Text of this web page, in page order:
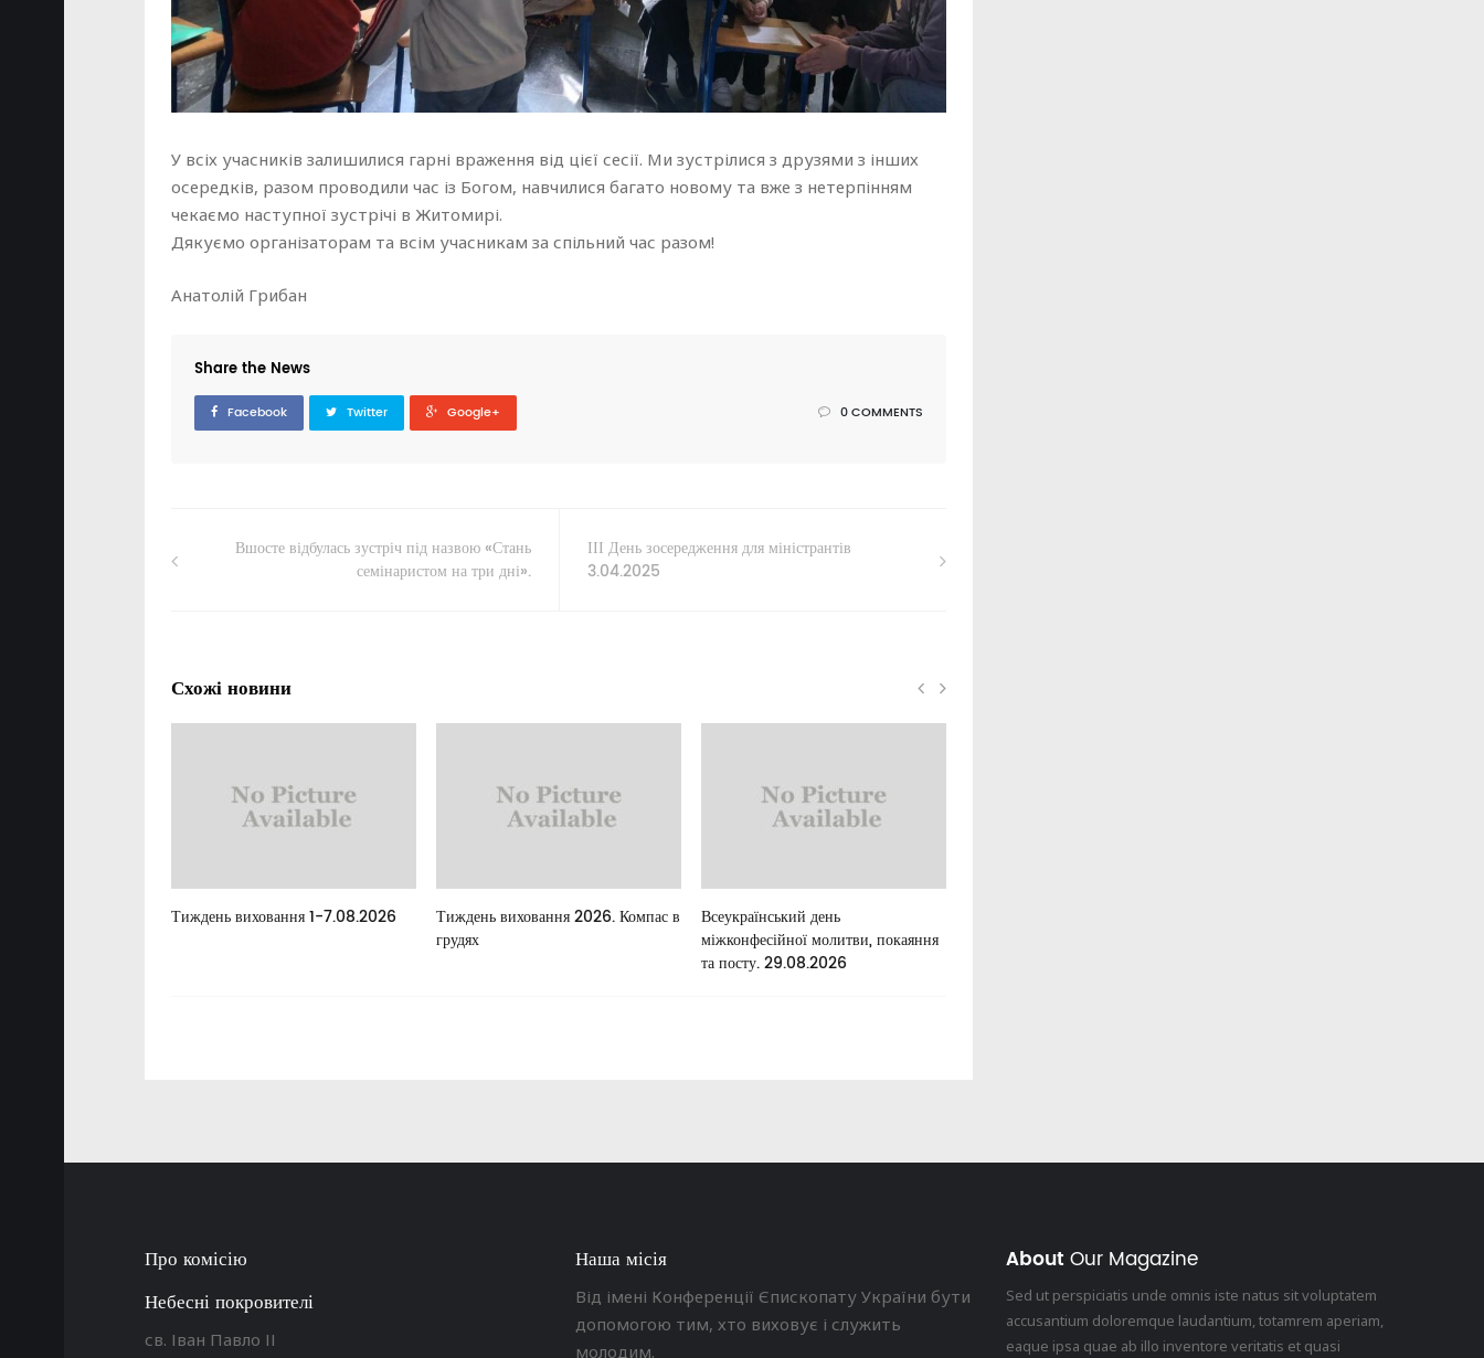
У всіх учасників залишилися гарні враження від цієї сесії. Ми зустрілися з друзями з інших
осередків, разом проводили час із Богом, навчилися багато новому та вже з нетерпінням
чекаємо наступної зустрічі в Житомирі.
Дякуємо організаторам та всім учасникам за спільний час разом!
Анатолій Грибан
Share the News
Facebook Twitter Google+ 0 COMMENTS
Вшосте відбулась зустріч під назвою «Стань
семінаристом на три дні».
ІІІ День зосередження для міністрантів
3.04.2025
Схожі новини
Тиждень виховання 1-7.08.2026
Тиждень виховання 2026. Компас в
грудях
Всеукраїнський день
міжконфесійної молитви, покаяння
та посту. 29.08.2026
Про комісію
Небесні покровителі
св. Іван Павло ІІ
Наша місія
Від імені Конференції Єпископату України бути
допомогою тим, хто виховує і служить
молодим.
About Our Magazine
Sed ut perspiciatis unde omnis iste natus sit voluptatem
accusantium doloremque laudantium, totamrem aperiam,
eaque ipsa quae ab illo inventore veritatis et quasi